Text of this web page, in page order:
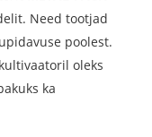
Need tootjad
poolest.
oleks
ka